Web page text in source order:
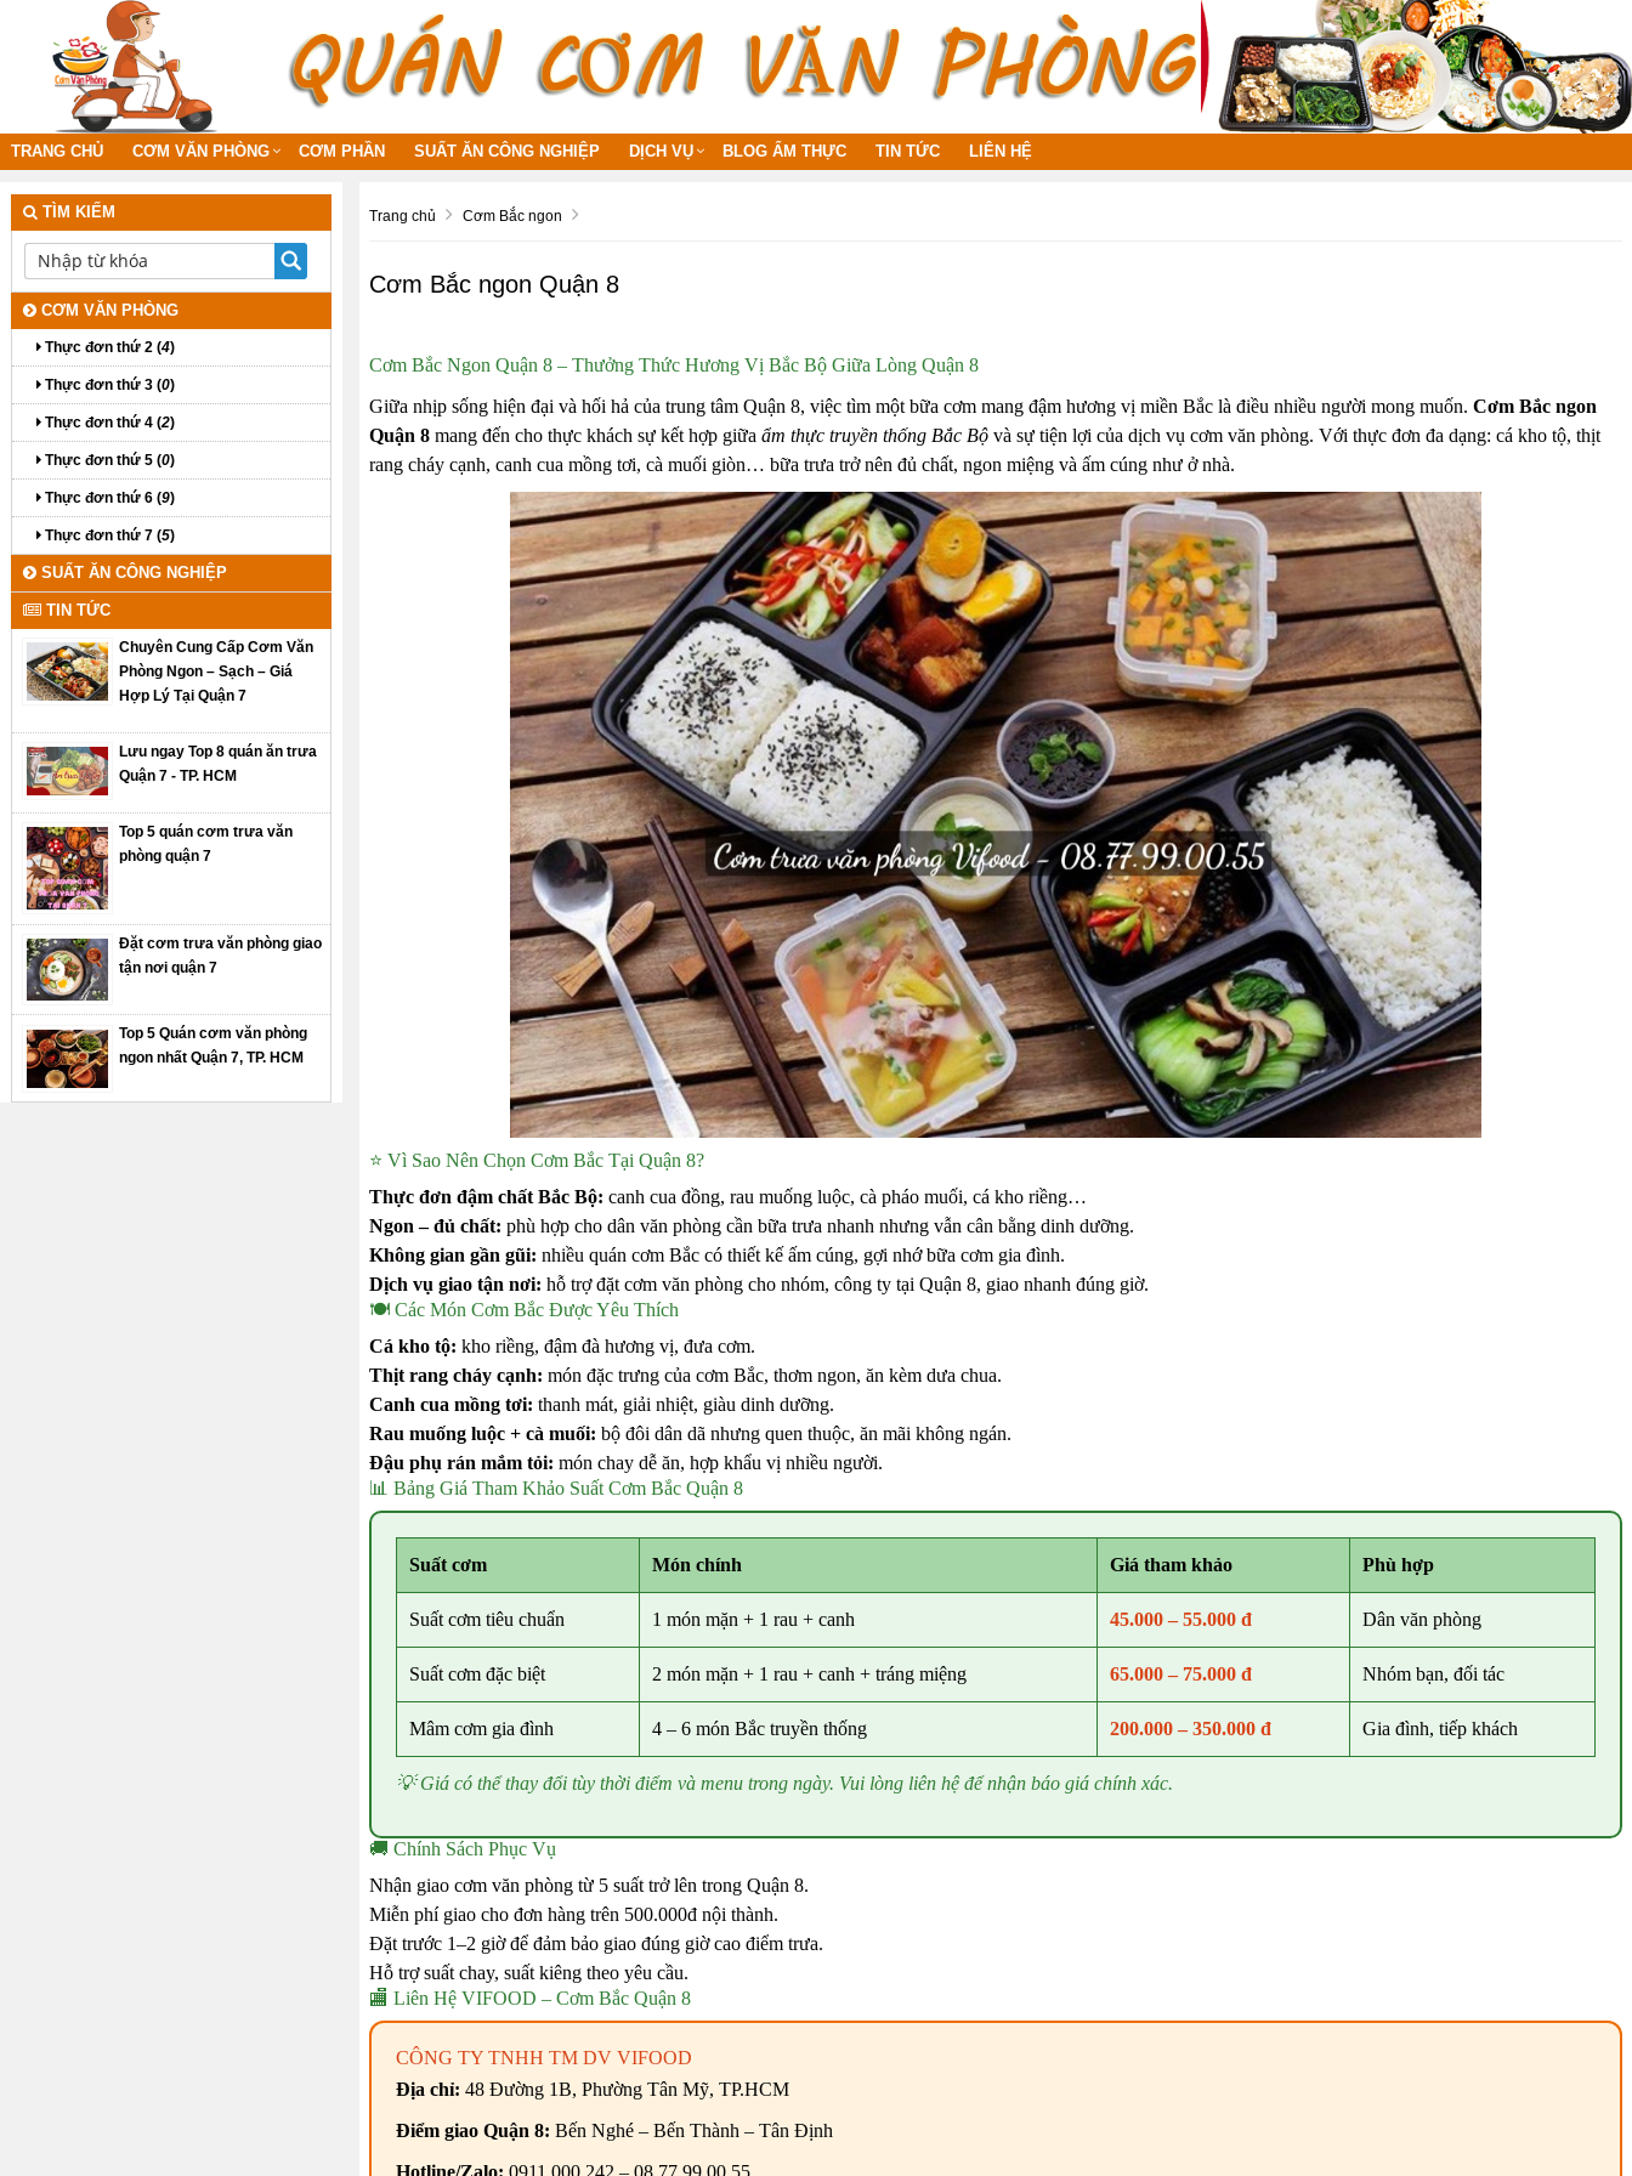
TRANG CHỦ CƠM VĂN PHÒNG CƠM PHẦN SUẤT ĂN CÔNG NGHIỆP DỊCH VỤ BLOG ẨM THỰC TIN TỨC LIÊN HỆ
Trang chủ Cơm Bắc ngon
Cơm Bắc ngon Quận 8
Cơm Bắc Ngon Quận 8 – Thưởng Thức Hương Vị Bắc Bộ Giữa Lòng Quận 8
Giữa nhịp sống hiện đại và hối hả của trung tâm Quận 8, việc tìm một bữa cơm mang đậm hương vị miền Bắc là điều nhiều người mong muốn. Cơm Bắc ngon
Quận 8mang đến cho thực khách sự kết hợp giữa ẩm thực truyền thống Bắc Bộvà sự tiện lợi của dịch vụ cơm văn phòng. Với thực đơn đa dạng: cá kho tộ, thịt
rang cháy cạnh, canh cua mồng tơi, cà muối giòn… bữa trưa trở nên đủ chất, ngon miệng và ấm cúng như ở nhà.
⭐ Vì Sao Nên Chọn Cơm Bắc Tại Quận 8?
Thực đơn đậm chất Bắc Bộ: canh cua đồng, rau muống luộc, cà pháo muối, cá kho riềng…
Ngon – đủ chất: phù hợp cho dân văn phòng cần bữa trưa nhanh nhưng vẫn cân bằng dinh dưỡng.
Không gian gần gũi: nhiều quán cơm Bắc có thiết kế ấm cúng, gợi nhớ bữa cơm gia đình.
Dịch vụ giao tận nơi: hỗ trợ đặt cơm văn phòng cho nhóm, công ty tại Quận 8, giao nhanh đúng giờ.
🍽️ Các Món Cơm Bắc Được Yêu Thích
Cá kho tộ: kho riềng, đậm đà hương vị, đưa cơm.
Thịt rang cháy cạnh: món đặc trưng của cơm Bắc, thơm ngon, ăn kèm dưa chua.
Canh cua mồng tơi: thanh mát, giải nhiệt, giàu dinh dưỡng.
Rau muống luộc + cà muối: bộ đôi dân dã nhưng quen thuộc, ăn mãi không ngán.
Đậu phụ rán mắm tỏi: món chay dễ ăn, hợp khẩu vị nhiều người.
📊 Bảng Giá Tham Khảo Suất Cơm Bắc Quận 8
Suất cơm Món chính Giá tham khảo Phù hợp
Suất cơm tiêu chuẩn 1 món mặn + 1 rau + canh 45.000 – 55.000 đ Dân văn phòng
Suất cơm đặc biệt 2 món mặn + 1 rau + canh + tráng miệng 65.000 – 75.000 đ Nhóm bạn, đối tác
Mâm cơm gia đình 4 – 6 món Bắc truyền thống 200.000 – 350.000 đ Gia đình, tiếp khách
💡 Giá có thể thay đổi tùy thời điểm và menu trong ngày. Vui lòng liên hệ để nhận báo giá chính xác.
🚚 Chính Sách Phục Vụ
Nhận giao cơm văn phòng từ 5 suất trở lên trong Quận 8.
Miễn phí giao cho đơn hàng trên 500.000đ nội thành.
Đặt trước 1–2 giờ để đảm bảo giao đúng giờ cao điểm trưa.
Hỗ trợ suất chay, suất kiêng theo yêu cầu.
🏬 Liên Hệ VIFOOD – Cơm Bắc Quận 8
CÔNG TY TNHH TM DV VIFOOD
Địa chỉ: 48 Đường 1B, Phường Tân Mỹ, TP.HCM
Điểm giao Quận 8: Bến Nghé – Bến Thành – Tân Định
Hotline/Zalo: 0911.000.242 – 08.77.99.00.55
TÌM KIẾM
CƠM VĂN PHÒNG
Thực đơn thứ 2 (4)
Thực đơn thứ 3 (0)
Thực đơn thứ 4 (2)
Thực đơn thứ 5 (0)
Thực đơn thứ 6 (9)
Thực đơn thứ 7 (5)
SUẤT ĂN CÔNG NGHIỆP
TIN TỨC
Chuyên Cung Cấp Cơm Văn
Phòng Ngon – Sạch – Giá
Hợp Lý Tại Quận 7
Lưu ngay Top 8 quán ăn trưa
Quận 7 - TP. HCM
Top 5 quán cơm trưa văn
phòng quận 7
Đặt cơm trưa văn phòng giao
tận nơi quận 7
Top 5 Quán cơm văn phòng
ngon nhất Quận 7, TP. HCM